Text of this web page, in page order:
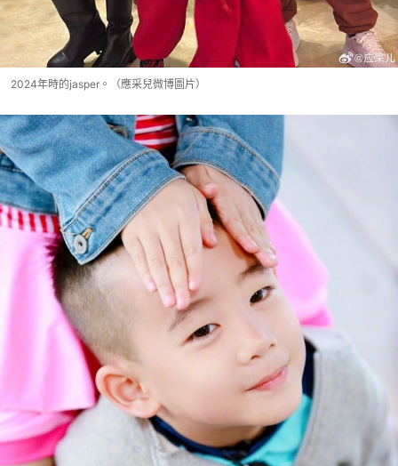
2024年時的jasper。（應采兒微博圖片）